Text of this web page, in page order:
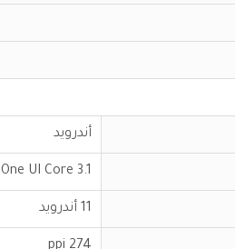
أندرويد
One UI Core 3.1
11 أندرويد